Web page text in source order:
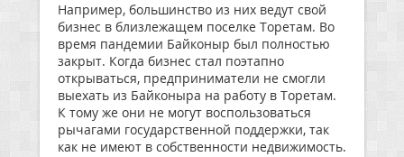
Например, большинство из них ведут свой
бизнес в близлежащем поселке Торетам. Во
время пандемии Байконыр был полностью
закрыт. Когда бизнес стал поэтапно
открываться, предприниматели не смогли
выехать из Байконыра на работу в Торетам.
К тому же они не могут воспользоваться
рычагами государственной поддержки, так
как не имеют в собственности недвижимость.